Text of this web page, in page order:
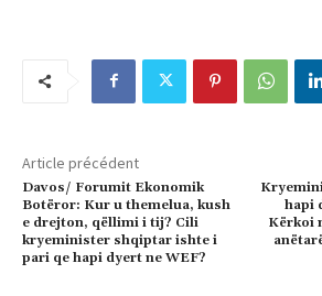
Article précédent
Davos/ Forumit Ekonomik
Botëror: Kur u themelua, kush
e drejton, qëllimi i tij? Cili
kryeminister shqiptar ishte i
pari qe hapi dyert ne WEF?
hapi
Kërkoi